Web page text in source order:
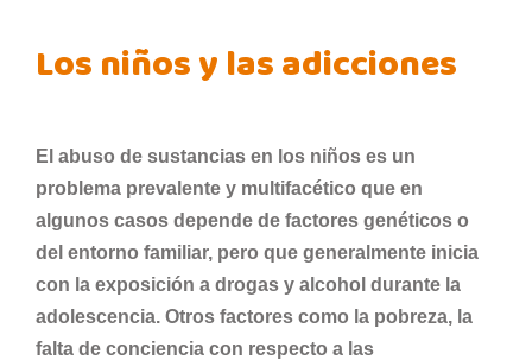
Los niños y las adicciones
El abuso de sustancias en los niños es un
problema prevalente y multifacético que en
algunos casos depende de factores genéticos o
del entorno familiar, pero que generalmente inicia
con la exposición a drogas y alcohol durante la
adolescencia. Otros factores como la pobreza, la
falta de conciencia con respecto a las